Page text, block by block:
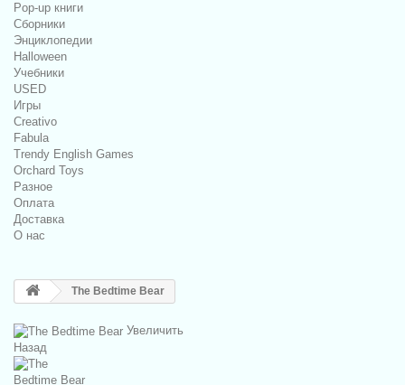
Pop-up книги
Сборники
Энциклопедии
Halloween
Учебники
USED
Игры
Creativo
Fabula
Trendy English Games
Orchard Toys
Разное
Оплата
Доставка
О нас
The Bedtime Bear
Увеличить
Назад